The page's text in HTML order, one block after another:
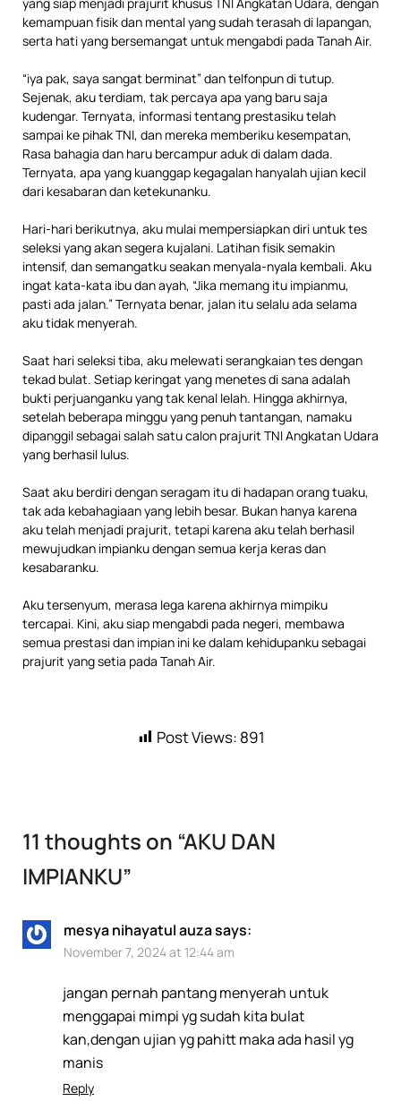
kemampuan fisik dan mental yang sudah terasah di lapangan,
serta hati yang bersemangat untuk mengabdi pada Tanah Air.
“iya pak, saya sangat berminat” dan telfonpun di tutup.
Sejenak, aku terdiam, tak percaya apa yang baru saja
kudengar. Ternyata, informasi tentang prestasiku telah
sampai ke pihak TNI, dan mereka memberiku kesempatan,
Rasa bahagia dan haru bercampur aduk di dalam dada.
Ternyata, apa yang kuanggap kegagalan hanyalah ujian kecil
dari kesabaran dan ketekunanku.
Hari-hari berikutnya, aku mulai mempersiapkan diri untuk tes
seleksi yang akan segera kujalani. Latihan fisik semakin
intensif, dan semangatku seakan menyala-nyala kembali. Aku
ingat kata-kata ibu dan ayah, “Jika memang itu impianmu,
pasti ada jalan.” Ternyata benar, jalan itu selalu ada selama
aku tidak menyerah.
Saat hari seleksi tiba, aku melewati serangkaian tes dengan
tekad bulat. Setiap keringat yang menetes di sana adalah
bukti perjuanganku yang tak kenal lelah. Hingga akhirnya,
setelah beberapa minggu yang penuh tantangan, namaku
dipanggil sebagai salah satu calon prajurit TNI Angkatan Udara
yang berhasil lulus.
Saat aku berdiri dengan seragam itu di hadapan orang tuaku,
tak ada kebahagiaan yang lebih besar. Bukan hanya karena
aku telah menjadi prajurit, tetapi karena aku telah berhasil
mewujudkan impianku dengan semua kerja keras dan
kesabaranku.
Aku tersenyum, merasa lega karena akhirnya mimpiku
tercapai. Kini, aku siap mengabdi pada negeri, membawa
semua prestasi dan impian ini ke dalam kehidupanku sebagai
prajurit yang setia pada Tanah Air.
Post Views: 891
11 thoughts on “AKU DAN
IMPIANKU”
mesya nihayatul auzasays:
November 7, 2024 at 12:44 am
jangan pernah pantang menyerah untuk
menggapai mimpi yg sudah kita bulat
kan,dengan ujian yg pahitt maka ada hasil yg
manis
Reply